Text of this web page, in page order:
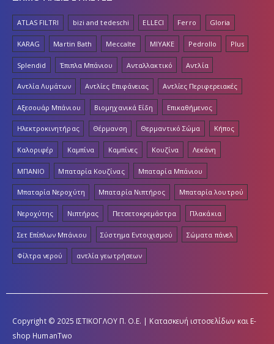
ATLAS FILTRI bizi and tedeschi ELLECI Ferro Gloria
KARAG Martin Bath Meccalte MIYAKE Pedrollo Plus
Splendid Έπιπλα Μπάνιου Ανταλλακτικό Αντλία
Αντλία Λυμάτων Αντλίες Επιφάνειας Αντλίες Περιφερειακές
Αξεσουάρ Μπάνιου Βιομηχανικά Είδη Επικαθήμενος
Ηλεκτροκινητήρας Θέρμανση Θερμαντικό Σώμα Κήπος
Καλοριφέρ Καμπίνα Καμπίνες Κουζίνα Λεκάνη
ΜΠΑΝΙΟ Μπαταρία Κουζίνας Μπαταρία Μπάνιου
Μπαταρία Νεροχύτη Μπαταρία Νιπτήρος Μπαταρία λουτρού
Νεροχύτης Νιπτήρας Πετσετοκρεμάστρα Πλακάκια
Σετ Επίπλων Μπάνιου Σύστημα Εντοιχισμού Σώματα πάνελ
Φίλτρα νερού αντλία γεωτρήσεων
Copyright © 2025 ΙΣΤΙΚΟΓΛΟΥ Π. Ο.Ε. | Κατασκευή ιστοσελίδων και E-
shop HumanTwo